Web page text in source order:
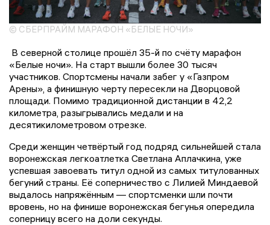
© СБЕРПРАЙМ МАРАФОН «БЕЛЫЕ НОЧИ»
В северной столице прошёл 35-й по счёту марафон
«Белые ночи». На старт вышли более 30 тысяч
участников. Спортсмены начали забег у «Газпром
Арены», а финишную черту пересекли на Дворцовой
площади. Помимо традиционной дистанции в 42,2
километра, разыгрывались медали и на
десятикилометровом отрезке.
Среди женщин четвёртый год подряд сильнейшей стала
воронежская легкоатлетка Светлана Аплачкина, уже
успевшая завоевать титул одной из самых титулованных
бегуний страны. Её соперничество с Лилией Миндаевой
выдалось напряжённым — спортсменки шли почти
вровень, но на финише воронежская бегунья опередила
соперницу всего на доли секунды.